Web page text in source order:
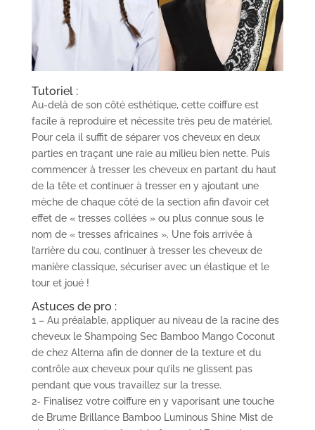
Tutoriel :
Au-delà de son côté esthétique, cette coiffure est
facile à reproduire et nécessite très peu de matériel.
Pour cela il suffit de séparer vos cheveux en deux
parties en traçant une raie au milieu bien nette. Puis
commencer à tresser les cheveux en partant du haut
de la tête et continuer à tresser en y ajoutant une
mèche de chaque côté de la section afin d’avoir cet
effet de « tresses collées » ou plus connue sous le
nom de « tresses africaines ». Une fois arrivée à
l’arrière du cou, continuer à tresser les cheveux de
manière classique, sécuriser avec un élastique et le
tour et joué !
Astuces de pro :
1 – Au préalable, appliquer au niveau de la racine des
cheveux le Shampoing Sec Bamboo Mango Coconut
de chez Alterna afin de donner de la texture et du
contrôle aux cheveux pour qu’ils ne glissent pas
pendant que vous travaillez sur la tresse.
2- Finalisez votre coiffure en y vaporisant une touche
de Brume Brillance Bamboo Luminous Shine Mist de